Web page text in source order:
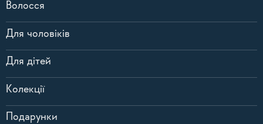
Волосся
Для чоловіків
Для дітей
Колекції
Подарунки